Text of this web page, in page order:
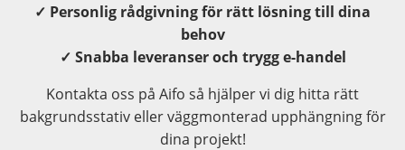
✓ Personlig rådgivning för rätt lösning till dina
behov
✓ Snabba leveranser och trygg e-handel
Kontakta oss på Aifo så hjälper vi dig hitta rätt
bakgrundsstativ eller väggmonterad upphängning för
dina projekt!